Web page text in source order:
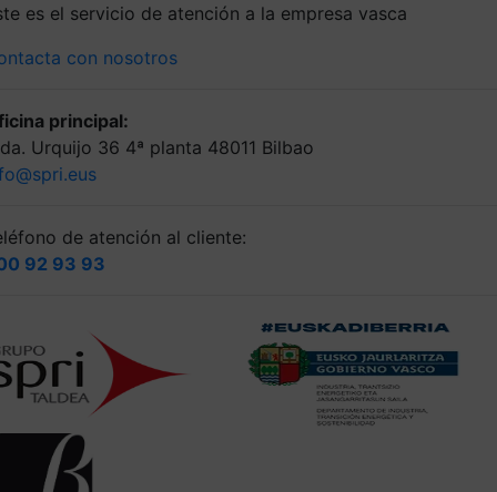
es el servicio de atención a la empresa vasca
con nosotros
principal:
Urquijo 36 4ª planta 48011 Bilbao
de atención al cliente:
92 93 93